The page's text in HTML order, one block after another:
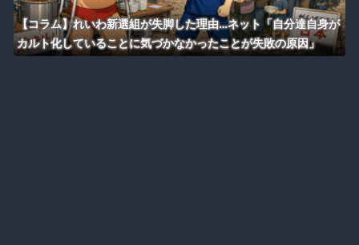
【コラム】れいわ新選組が失脚した理由…ネット「自分達自身が
カルト化していることに気づかなかったことが失敗の原因」